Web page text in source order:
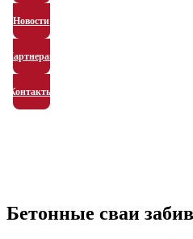
Новости
Партнерам
Контакты
Бетонные сваи